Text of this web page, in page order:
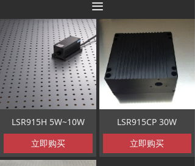
끀
LSR915H 5W~10W
立即购买
LSR915CP 30W
立即购买